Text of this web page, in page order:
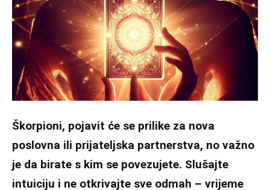
Škorpioni, pojavit će se prilike za nova
poslovna ili prijateljska partnerstva, no važno
je da birate s kim se povezujete. Slušajte
intuiciju i ne otkrivajte sve odmah – vrijeme